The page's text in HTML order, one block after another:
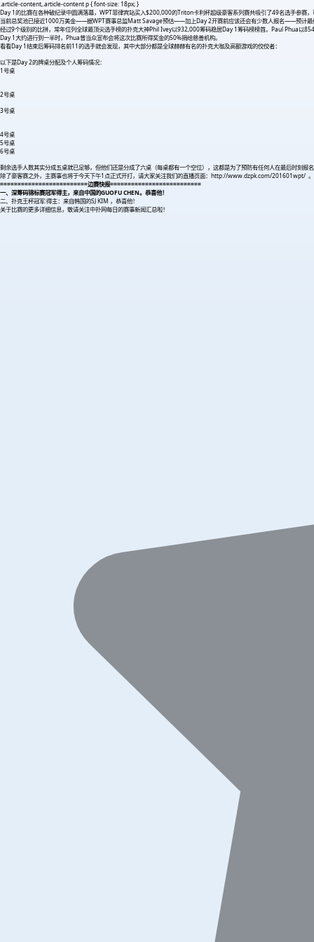
.article-content,.article-content p { font-size: 18px; }
Day 1的比赛在各种破纪录中圆满落幕，WPT菲律宾站买入$200,000的Triton卡利杯超级豪客系列赛共吸引了49名选手参赛
当前总奖池已接近1000万美金——据WPT赛事总监Matt Savage预估——加上Day 2开赛前应该还会有少数人报名——预计最
经过9个级别的比拼，常年位列全球最顶尖选手榜的扑克大神Phil Ivey以932,000筹码稳居Day 1筹码榜榜首。Paul Phua以
Day 1大约进行到一半时，Phua曾当众宣布会将这次比赛所得奖金的50%捐给慈善机构。
看看Day 1结束后筹码排名前11的选手就会发现，其中大部分都是全球赫赫有名的扑克大咖及高额游戏的佼佼者：
以下是Day 2的牌桌分配及个人筹码情况：
1号桌
2号桌
3号桌
4号桌
5号桌
6号桌
剩余选手人数其实分成五桌就已足够，但他们还是分成了六桌（每桌都有一个空位），这都是为了预防有任何人在最后时
除了豪客赛之外，主赛事也将于今天下午1点正式开打，请大家关注我们的直播页面：http://www.dzpk.com/201601wpt/ 。
=========================边赛快报==========================
一、深筹码锦标赛冠军得主，来自中国的GUOFU CHEN。恭喜他！
二、扑克王杯冠军:得主：来自韩国的SJ KIM ，恭喜他！
关于比赛的更多详细信息，敬请关注中扑网每日的赛事新闻汇总啦！